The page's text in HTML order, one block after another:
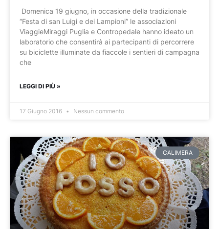
Domenica 19 giugno, in occasione della tradizionale
“Festa di san Luigi e dei Lampioni” le associazioni
ViaggieMiraggi Puglia e Contropedale hanno ideato un
laboratorio che consentirà ai partecipanti di percorrere
su biciclette illuminate da fiaccole i sentieri di campagna
che
LEGGI DI PIÙ »
17 Giugno 2016 Nessun commento
CALIMERA